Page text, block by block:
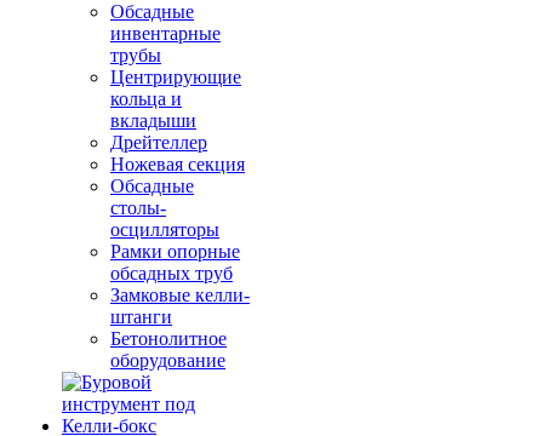
Обсадные
инвентарные
трубы
Центрирующие
кольца и
вкладыши
Дрейтеллер
Ножевая секция
Обсадные
столы-
осцилляторы
Рамки опорные
обсадных труб
Замковые келли-
штанги
Бетонолитное
оборудование